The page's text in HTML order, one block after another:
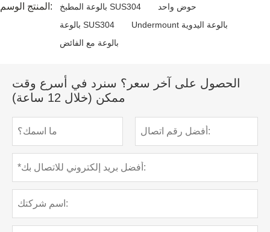
المنتج الوسم: بالوعة المطبخ SUS304
حوض واحد
بالوعة SUS304
Undermount بالوعة اليدوية
بالوعة مع الفائض
الحصول على آخر سعر؟ سنرد في أسرع وقت
ممكن (خلال 12 ساعة)